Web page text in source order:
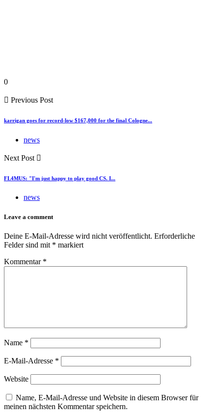
0
Previous Post
karrigan goes for record-low $167,000 for the final Cologne...
news
Next Post
FL4MUS: "I'm just happy to play good CS. I...
news
Leave a comment
Deine E-Mail-Adresse wird nicht veröffentlicht. Erforderliche
Felder sind mit * markiert
Kommentar *
Name *
E-Mail-Adresse *
Website
Name, E-Mail-Adresse und Website in diesem Browser für
meinen nächsten Kommentar speichern.